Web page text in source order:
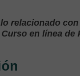
relacionado
en línea